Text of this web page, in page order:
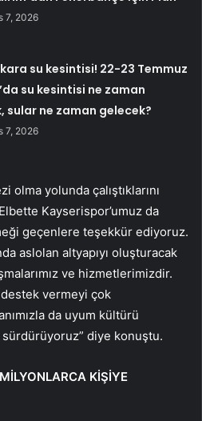
7, 2026
su kesintisi! 22-23 Temmuz
su kesintisi ne zaman
sular ne zaman gelecek?
7, 2026
olma yolunda çalıştıklarını
Kayserispor’umuz da
geçenlere teşekkür ediyoruz.
aslolan altyapıyı oluşturacak
ve hizmetlerimizdir.
vermeyi çok
da uyum kültürü
sürdürüyoruz” diye konuştu.
KİŞİYE